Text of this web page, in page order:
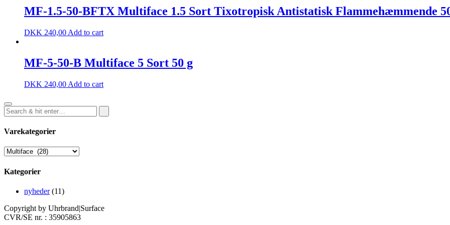
MF-1.5-50-BFTX Multiface 1.5 Sort Tixotropisk Antistatisk Flammehæmmende
DKK 240,00 Add to cart
MF-5-50-B Multiface 5 Sort 50 g
DKK 240,00 Add to cart
Varekategorier
Kategorier
nyheder(11)
Copyright by Uhrbrand|Surface
CVR/SE nr. : 35905863